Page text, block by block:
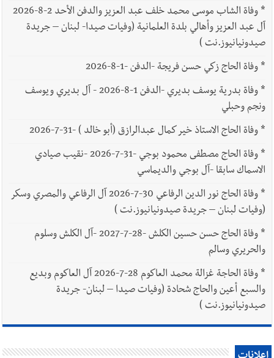
بوفاة الراحل ميشال معلولي
أخبار لبنان
الجيش اللبناني : إصابة أحد العسكريين بجروح طفيفة
صور
أخبار لبنان مسيّرة أسرائيلية القت قنبلة صوتية باتجاه جرافة للجيش
اللبناني خلال عملها في المنصوري ومعلومات أولية عن اصابة أحد
العسكريين
العالم العربي
شُيّعوا في ‫غزة‬ بعد أن بقوا تحت الأنقاض منذ عام 2023: أيُعقل أن
يبقى الشعب الفلسطيني يعيش كل هذا الألم؟ وإلى متى تستمر هذه
*
وفاة الشاب موسى محمد خلف عبد العزيز والدفن الأحد 2-8-2026
آل عبد العزيز وأهالي بلدة العلمانية (وفيات صيدا- لبنان – جريدة
صيدونيانيوز.نت )
*وفاة الحاج زكي حسن فريجة -الدفن -1-8-2026
*
وفاة بدرية يوسف بديري -الدفن 1-8-2026 - آل بديري ويوسف
ونجم وحبلي
*وفاة الحاج الاستاذ خير كمال عبدالرازق (أبو خالد ) -31-7-2026
*
وفاة الحاج مصطفى محمود بوجي -31-7-2026 -نقيب صيادي
الاسماك سابقا -آل بوجي والديماسي
*
وفاة الحاج نور الدين الرفاعي 30-7-2026 آل الرفاعي والمصري وسكر
(وفيات لبنان – جريدة صيدونيانيوز.نت )
*
وفاة الحاج حسن حسين الكلش -28-7-2027 -آل الكلش وسلوم
والحريري وسالم
*
وفاة الحاجة غزالة محمد العاكوم 28-7-2026 آل العاكوم وبديع
والسبع أعين والحاج شحادة (وفيات صيدا – لبنان- جريدة
صيدونيانيوز.نت )